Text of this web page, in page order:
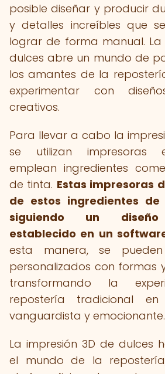
posible diseñar y producir
y detalles increíbles que
lograr de forma manual. La
dulces abre un mundo de
los amantes de la
experimentar con
creativos.
Para llevar a cabo la
se utilizan impresoras
emplean ingredientes
de tinta. Estas impresoras
de estos ingredientes
siguiendo un diseño
establecido en un
esta manera, se
personalizados con formas
transformando la
repostería tradicional
vanguardista y emocionante.
La impresión 3D de dulces
el mundo de la